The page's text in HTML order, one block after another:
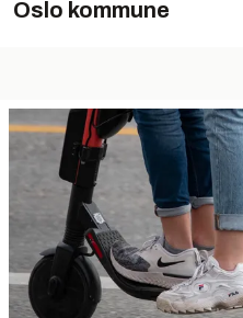
Oslo kommune